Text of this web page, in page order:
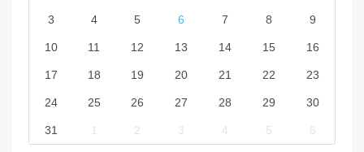
3 4 5 6 7 8 9
10 11 12 13 14 15 16
17 18 19 20 21 22 23
24 25 26 27 28 29 30
31 1 2 3 4 5 6